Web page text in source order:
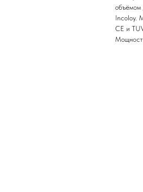
объёмом
Incoloy.
CE и